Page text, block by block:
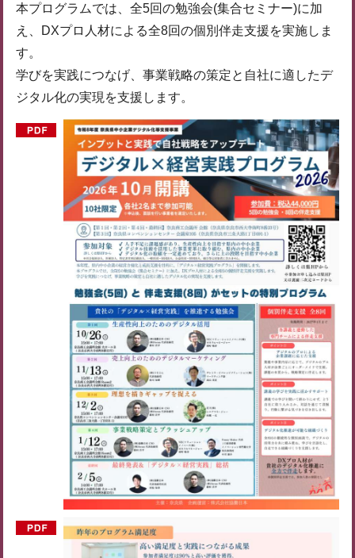
本プログラムでは、全5回の勉強会(集合セミナー)に加
え、DXプロ人材による全8回の個別伴走支援を実施しま
す。
学びを実践につなげ、事業戦略の策定と自社に適したデ
ジタル化の実現を支援します。